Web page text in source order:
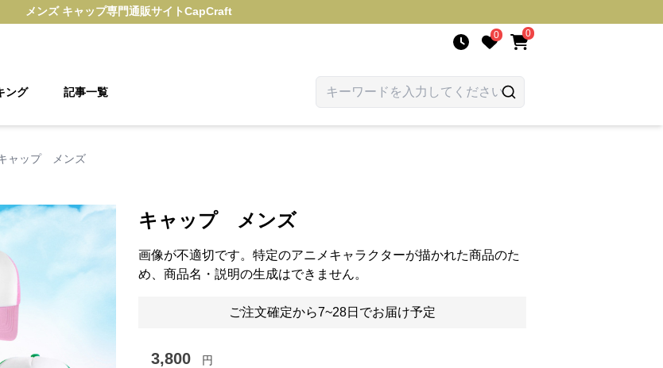
メンズ キャップ専門通販サイトCapCraft
0 0
ング 記事一覧
ャップ メンズ
キャップ メンズ
画像が不適切です。特定のアニメキャラクターが描かれた商品のた
め、商品名・説明の生成はできません。
ご注文確定から7~28日でお届け予定
3,800 円